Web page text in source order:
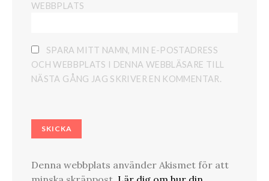
WEBBPLATS
SPARA MITT NAMN, MIN E-POSTADRESS
OCH WEBBPLATS I DENNA WEBBLÄSARE TILL
NÄSTA GÅNG JAG SKRIVER EN KOMMENTAR.
Denna webbplats använder Akismet för att